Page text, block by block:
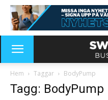
Hem Taggar BodyPump
Tagg: BodyPump